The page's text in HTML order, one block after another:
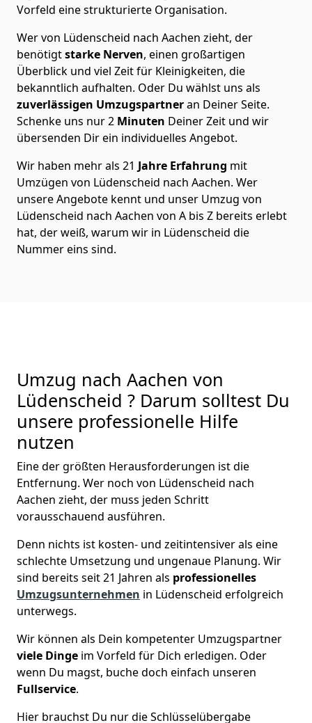
Vorfeld eine strukturierte Organisation.
Wer von Lüdenscheid nach Aachen zieht, der
benötigtstarke Nerven, einen großartigen
Überblick und viel Zeit für Kleinigkeiten, die
bekanntlich aufhalten. Oder Du wählst uns als
zuverlässigen Umzugspartneran Deiner Seite.
Schenke uns nur2 Minuten Deiner Zeit und wir
übersenden Dir ein individuelles Angebot.
Wir haben mehr als 21 Jahre Erfahrung mit
Umzügen von Lüdenscheid nach Aachen. Wer
unsere Angebote kennt und unser Umzug von
Lüdenscheid nach Aachen von A bis Z bereits erlebt
hat, der weiß, warum wir in Lüdenscheid die
Nummer eins sind.
Umzug nach Aachen von
Lüdenscheid ? Darum solltest Du
unsere professionelle Hilfe
nutzen
Eine der größten Herausforderungen ist die
Entfernung. Wer noch von Lüdenscheid nach
Aachen zieht, der muss jeden Schritt
vorausschauend ausführen.
Denn nichts ist kosten- und zeitintensiver als eine
schlechte Umsetzung und ungenaue Planung. Wir
sind bereits seit 21 Jahren als professionelles
Umzugsunternehmen in Lüdenscheid erfolgreich
unterwegs.
Wir können als Dein kompetenter Umzugspartner
viele Dinge im Vorfeld für Dich erledigen. Oder
wenn Du magst, buche doch einfach unseren
Fullservice.
Hier brauchst Du nur die Schlüsselübergabe